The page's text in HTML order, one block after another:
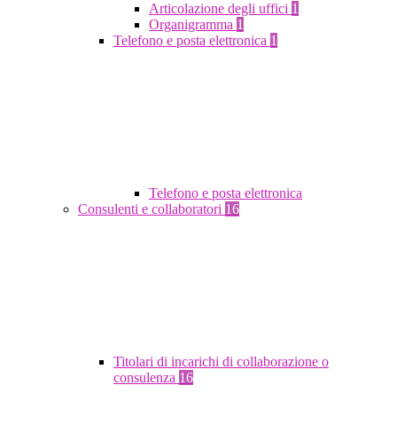
Articolazione degli uffici 1
Organigramma 1
Telefono e posta elettronica 1
Telefono e posta elettronica
Consulenti e collaboratori 16
Titolari di incarichi di collaborazione o
consulenza 16